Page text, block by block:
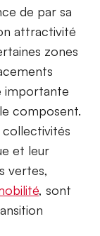
de par sa
attractivité
zones
importante
composent.
collectivités
et leur
vertes,
, sont